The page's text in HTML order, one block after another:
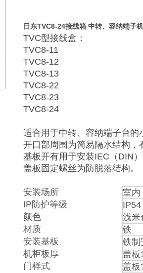
日东TVC8-24接线箱 中转、容纳端子
TVC型接线盒：
TVC8-11
TVC8-12
TVC8-13
TVC8-22
TVC8-23
TVC8-24
适合用于中转、容纳端子台的
开口部周围为简易隔水结构，
基板开有用于安装IEC（DIN）
盖板固定螺丝为防脱落结构。
安装场所
室内
IP防护等级
IP54
颜色
浅米
材质
铁
安装基板
铁制
机柜板厚
盖板
门样式
盖板